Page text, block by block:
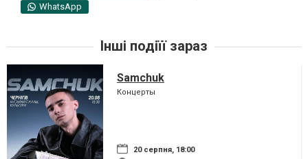
WhatsApp
Інші подіїї зараз
Samchuk
Концерты
20 серпня, 18:00